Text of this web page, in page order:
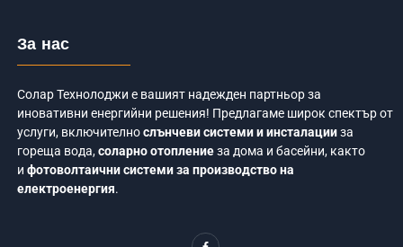
За нас
Солар Технолоджи е вашият надежден партньор за
иновативни енергийни решения! Предлагаме широк спектър от
услуги, включителнослънчеви системи и инсталацииза
гореща вода,соларно отоплениеза дома и басейни, както
и фотоволтаични системи за производство на
електроенергия.
F